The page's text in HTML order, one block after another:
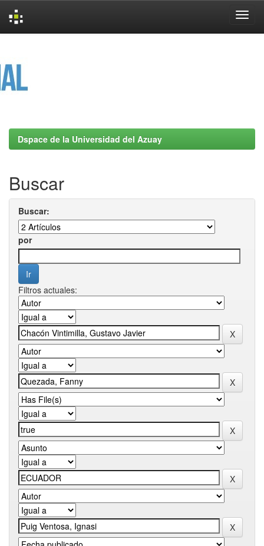
Dspace de la Universidad del Azuay
Buscar
Buscar:
por
Filtros actuales: